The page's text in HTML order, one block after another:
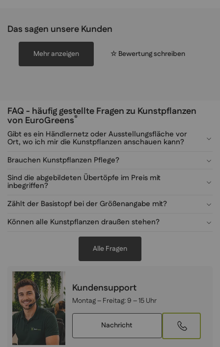
Das sagen unsere Kunden
Mehr anzeigen ☆ Bewertung schreiben
FAQ - häufig gestellte Fragen zu Kunstpflanzen
von EuroGreens®
Gibt es ein Händlernetz oder Ausstellungsfläche vor
Ort, wo ich mir die Kunstpflanzen anschauen kann?
Brauchen Kunstpflanzen Pflege?
Sind die abgebildeten Übertöpfe im Preis mit
inbegriffen?
Zählt der Basistopf bei der Größenangabe mit?
Können alle Kunstpflanzen draußen stehen?
Alle Fragen
Kundensupport
Montag – Freitag: 9 – 15 Uhr
Nachricht